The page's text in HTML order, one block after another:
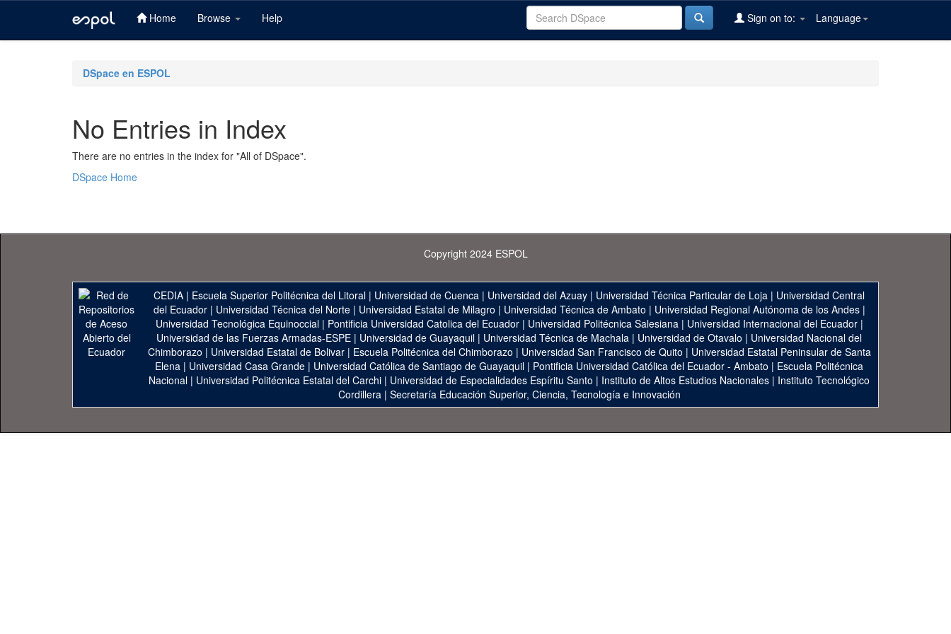
Home Browse Help Language
Sign on to:
DSpace en ESPOL
No Entries in Index
There are no entries in the index for "All of DSpace".
DSpace Home
Copyright 2024 ESPOL
CEDIA | Escuela Superior Politécnica del Litoral | Universidad de Cuenca | Universidad del Azuay | Universidad Técnica Particular de Loja | Universidad Central
del Ecuador| Universidad Técnica del Norte| Universidad Estatal de Milagro | Universidad Técnica de Ambato | Universidad Regional Autónoma de los Andes|
Universidad Tecnológica Equinoccial| Pontificia Universidad Catolica del Ecuador| Universidad Politécnica Salesiana| Universidad Internacional del Ecuador|
Universidad de las Fuerzas Armadas-ESPE | Universidad de Guayaquil | Universidad Técnica de Machala | Universidad de Otavalo | Universidad Nacional del
Chimborazo | Universidad Estatal de Bolivar| Escuela Politécnica del Chimborazo | Universidad San Francisco de Quito | Universidad Estatal Peninsular de Santa
Elena | Universidad Casa Grande | Universidad Católica de Santiago de Guayaquil | Pontificia Universidad Católica del Ecuador - Ambato | Escuela Politécnica
Nacional | Universidad Politécnica Estatal del Carchi | Universidad de Especialidades Espíritu Santo | Instituto de Altos Estudios Nacionales | Instituto Tecnológico
Cordillera| Secretaría Educación Superior, Ciencia, Tecnología e Innovación